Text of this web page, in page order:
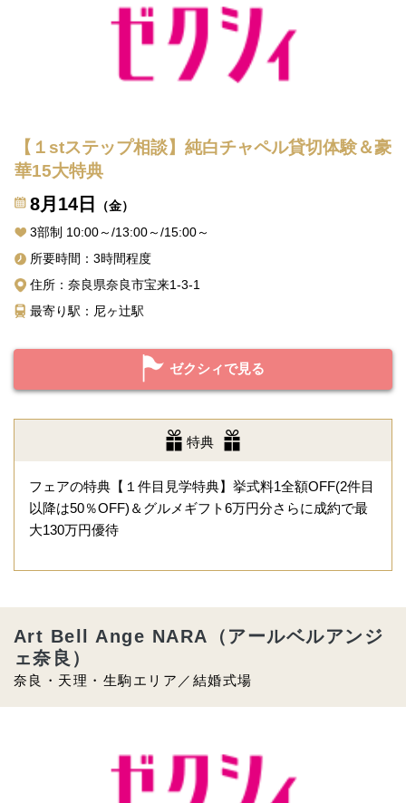
【１stステップ相談】純白チャペル貸切体験＆豪
華15大特典
8月14日
（金）
3部制 10:00～/13:00～/15:00～
所要時間：3時間程度
住所：奈良県奈良市宝来1-3-1
最寄り駅：尼ヶ辻駅
ゼクシィで見る
特典
フェアの特典【１件目見学特典】挙式料1全額OFF(2件目
以降は50％OFF)＆グルメギフト6万円分さらに成約で最
大130万円優待
奈良・天理・生駒エリア／結婚式場
Art Bell Ange NARA（アールベルアンジ
ェ奈良）